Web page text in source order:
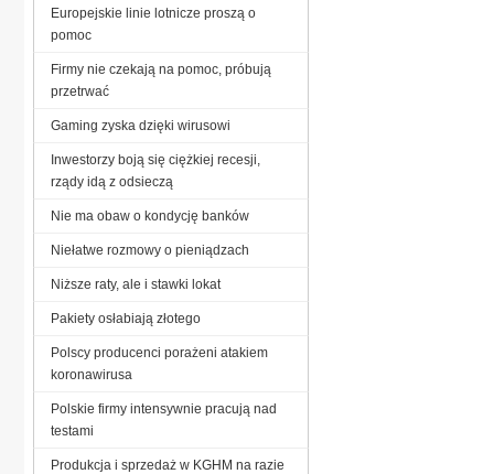
Europejskie linie lotnicze proszą o
pomoc
Firmy nie czekają na pomoc, próbują
przetrwać
Gaming zyska dzięki wirusowi
Inwestorzy boją się ciężkiej recesji,
rządy idą z odsieczą
Nie ma obaw o kondycję banków
Niełatwe rozmowy o pieniądzach
Niższe raty, ale i stawki lokat
Pakiety osłabiają złotego
Polscy producenci porażeni atakiem
koronawirusa
Polskie firmy intensywnie pracują nad
testami
Produkcja i sprzedaż w KGHM na razie